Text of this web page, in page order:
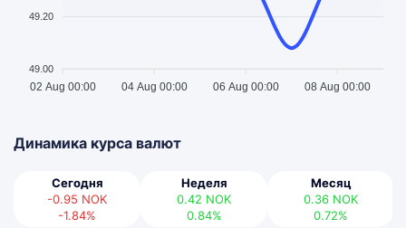
49.20
49.00
02 Aug 00:00 04 Aug 00:00 06 Aug 00:00 08 Aug 00:00
Динамика курса валют
Сегодня
-0.95 NOK
-1.84%
Неделя
0.42 NOK
0.84%
Месяц
0.36 NOK
0.72%